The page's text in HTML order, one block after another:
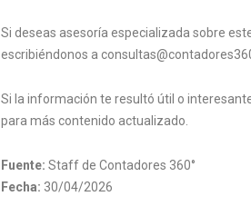
Si deseas asesoría especializada sobre
escribiéndonos a
Si la información te resultó útil o
para más contenido actualizado.
Fuente: Staff de Contadores 360°
Fecha: 30/04/2026